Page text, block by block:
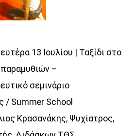
13 Ιουλίου | Ταξίδι στο
–
σεμινάριο
/ Summer School
Κρασανάκης, Ψυχίατρος,